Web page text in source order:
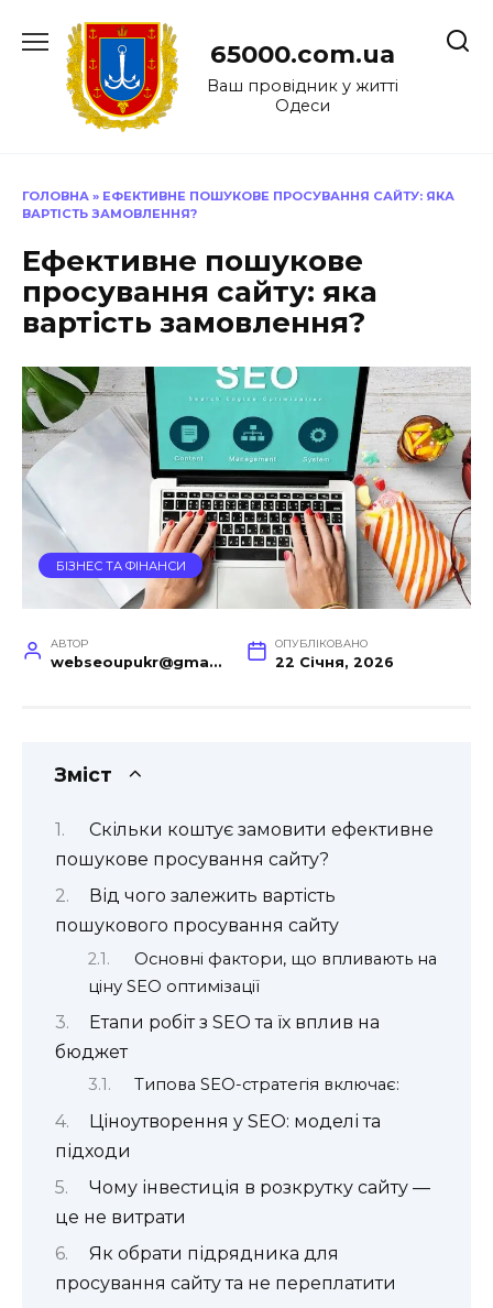
до
65000.com.ua
Ваш провідник у житті
Одеси
ГОЛОВНА » ЕФЕКТИВНЕ ПОШУКОВЕ ПРОСУВАННЯ САЙТУ: ЯКА
ВАРТІСТЬ ЗАМОВЛЕННЯ?
Ефективне пошукове
просування сайту: яка
вартість замовлення?
БІЗНЕС ТА ФІНАНСИ
АВТОР
webseoupukr@gmail.com
ОПУБЛІКОВАНО
22 Січня, 2026
Зміст
Скільки коштує замовити ефективне
пошукове просування сайту?
Від чого залежить вартість
пошукового просування сайту
Основні фактори, що впливають на
ціну SEO оптимізації
Етапи робіт з SEO та їх вплив на
бюджет
Типова SEO-стратегія включає:
Ціноутворення у SEO: моделі та
підходи
Чому інвестиція в розкрутку сайту —
це не витрати
Як обрати підрядника для
просування сайту та не переплатити